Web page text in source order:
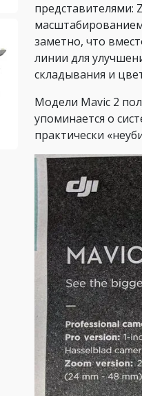
представителями:
заметно, что
линии для
складывания и
Модели Mavic 2
упоминается о
практически